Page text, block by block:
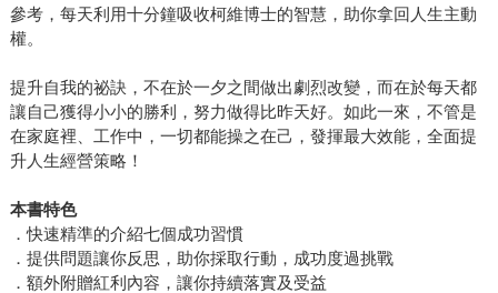
參考，每天利用十分鐘吸收柯維博士的智慧，助你拿回人生主動
權。
提升自我的祕訣，不在於一夕之間做出劇烈改變，而在於每天都
讓自己獲得小小的勝利，努力做得比昨天好。如此一來，不管是
在家庭裡、工作中，一切都能操之在己，發揮最大效能，全面提
升人生經營策略！
本書特色
．快速精準的介紹七個成功習慣
．提供問題讓你反思，助你採取行動，成功度過挑戰
．額外附贈紅利內容，讓你持續落實及受益